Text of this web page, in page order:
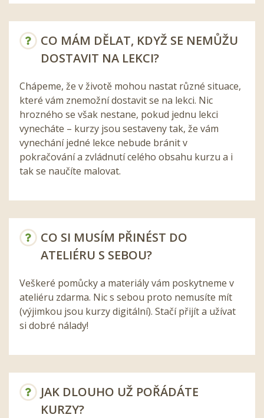
CO MÁM DĚLAT, KDYŽ SE NEMŮŽU
DOSTAVIT NA LEKCI?
Chápeme, že v životě mohou nastat různé situace,
které vám znemožní dostavit se na lekci. Nic
hrozného se však nestane, pokud jednu lekci
vynecháte – kurzy jsou sestaveny tak, že vám
vynechání jedné lekce nebude bránit v
pokračování a zvládnutí celého obsahu kurzu a i
tak se naučíte malovat.
CO SI MUSÍM PŘINÉST DO
ATELIÉRU S SEBOU?
Veškeré pomůcky a materiály vám poskytneme v
ateliéru zdarma. Nic s sebou proto nemusíte mít
(výjimkou jsou kurzy digitální). Stačí přijít a užívat
si dobré nálady!
JAK DLOUHO UŽ POŘÁDÁTE
KURZY?